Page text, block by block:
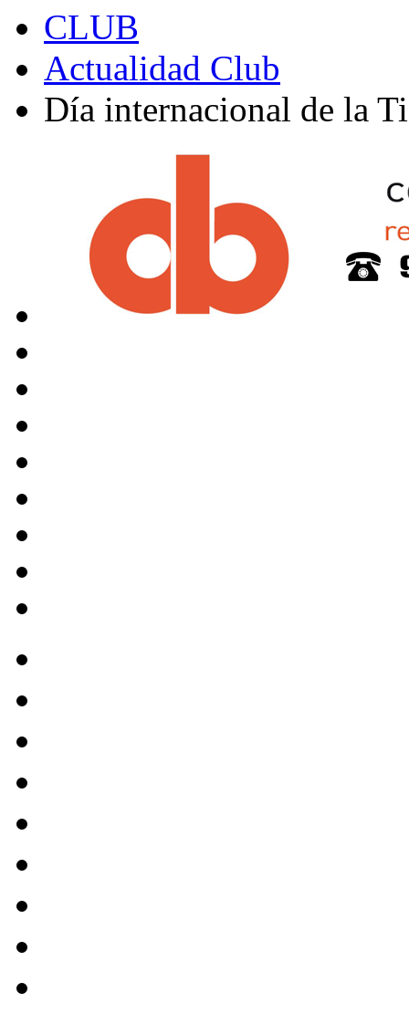
CLUB
Actualidad Club
Día internacional de la